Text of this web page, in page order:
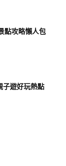
點攻略懶人包
子遊好玩熱點